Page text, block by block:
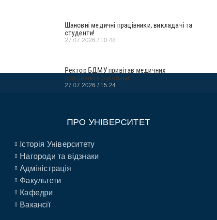
Шановні медичні працівники, викладачі та
студенти!
27.07.2026 10:48
Ректор БДМУ привітав медичних
працівників Буковини
27.07.2026 15:24
ПРО УНІВЕРСИТЕТ
Історія Університету
Нагороди та відзнаки
Адміністрація
Факультети
Кафедри
Вакансії